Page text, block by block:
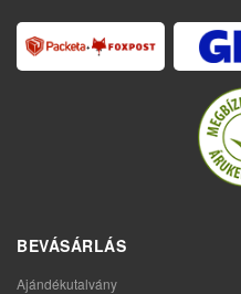
BEVÁSÁRLÁS
Ajándékutalvány